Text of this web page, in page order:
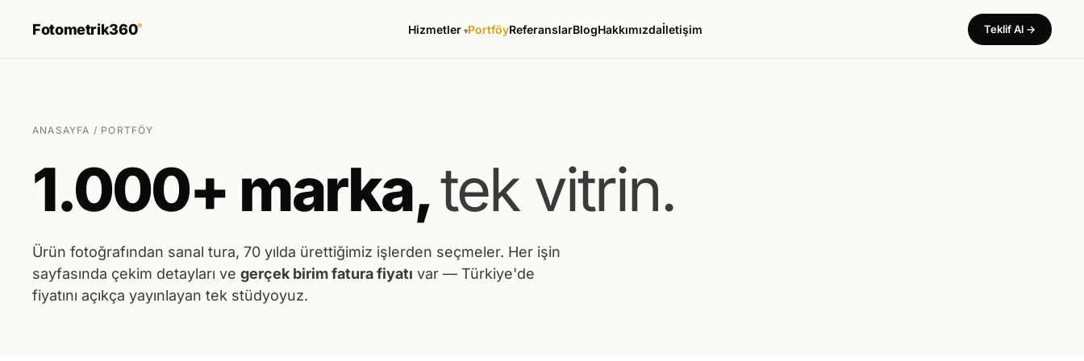
Fotometrik360® Hizmetler PortföyReferanslarBlogHakkımızdaİletişim Teklif Al →
ANASAYFA / PORTFÖY
1.000+ marka,tek vitrin.
Ürün fotoğrafından sanal tura, 70 yılda ürettiğimiz işlerden seçmeler. Her işin
sayfasında çekim detayları ve gerçek birim fatura fiyatı var — Türkiye'de
fiyatını açıkça yayınlayan tek stüdyoyuz.